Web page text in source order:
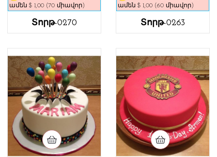
ամեն $ 1,00 (70 միավոր)
Տորթ-0270
ամեն $ 1,00 (60 միավոր)
Տորթ-0263